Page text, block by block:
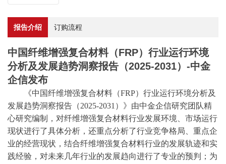
报告介绍 订购流程
中国纤维增强复合材料（FRP）行业运行环境
分析及发展趋势洞察报告（2025-2031）-中金
企信发布
《中国纤维增强复合材料（FRP）行业运行环境分析及
发展趋势洞察报告 （2025-2031） 》由中金企信研究团队精
心研究编制，对纤维增强复合材料行业发展环境、市场运行
现状进行了具体分析，还重点分析了行业竞争格局、重点企
业的经营现状，结合纤维增强复合材料行业的发展轨迹和实
践经验，对未来几年行业的发展趋向进行了专业的预判；为